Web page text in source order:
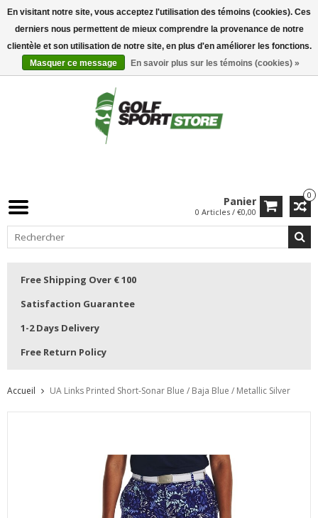
0
Panier
0 Articles / €0,00
Free Shipping Over € 100
Satisfaction Guarantee
1-2 Days Delivery
Free Return Policy
Accueil UA Links Printed Short-Sonar Blue / Baja Blue / Metallic Silver
En visitant notre site, vous acceptez l'utilisation des témoins (cookies). Ces
derniers nous permettent de mieux comprendre la provenance de notre
clientèle et son utilisation de notre site, en plus d'en améliorer les fonctions.
Masquer ce message
En savoir plus sur les témoins (cookies) »